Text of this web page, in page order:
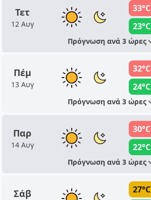
Τετ
12 Αυγ
33°C
23°C
Πρόγνωση ανά 3 ώρες
Πέμ
13 Αυγ
32°C
24°C
Πρόγνωση ανά 3 ώρες
Παρ
14 Αυγ
30°C
22°C
Πρόγνωση ανά 3 ώρες
Σάβ
27°C